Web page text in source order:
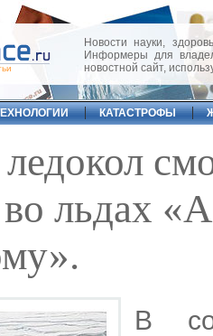
Новости науки,
Информеры для
новостной сайт,
КАТАСТРОФЫ
льдах
В